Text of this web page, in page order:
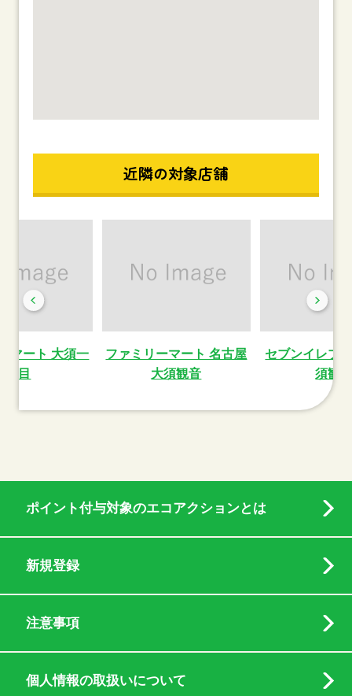
近隣の対象店舗
マート 大須一
丁目
ファミリーマート 名古屋
大須観音
セブンイレブ
須観
ポイント付与対象のエコアクションとは
新規登録
注意事項
個人情報の取扱いについて